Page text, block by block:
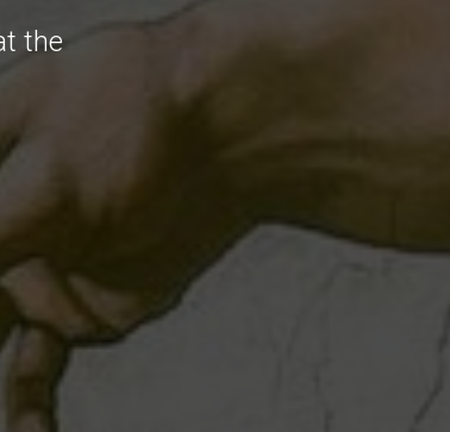
the